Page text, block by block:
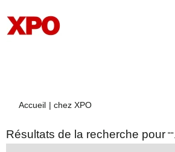
Accueil | chez XPO(page
Résultats de la recherche pour "".